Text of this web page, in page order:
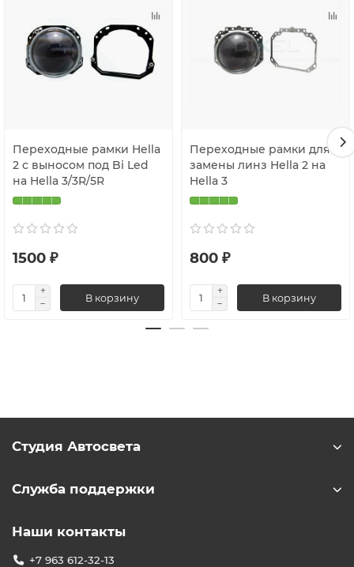
Комплектация: Пара переходных рамок (левая + правая) для
установки в обе фары.
Применение: Идеально подходят для тюнинга освещения или
монтажа.
Переходные рамки Hella
2 c выносом под Bi Led
на Hella 3/3R/5R
1500 ₽
В корзину
Переходные рамки для
замены линз Hella 2 на
Hella 3
800 ₽
В корзину
Студия Автосвета
Служба поддержки
Наши контакты
+7 963 612-32-13